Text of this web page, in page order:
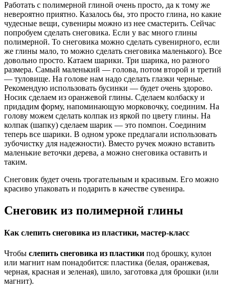
Работать с полимерной глиной очень просто, да к тому же
невероятно приятно. Казалось бы, это просто глина, но какие
чудесные вещи, сувениры можно из нее смастерить. Сейчас
попробуем сделать снеговика. Если у вас много глины
полимерной. То снеговика можно сделать сувенирного, если
же глины мало, то можно сделать снеговика маленького). Все
довольно просто. Катаем шарики. Три шарика, но разного
размера. Самый маленький — голова, потом второй и третий
— туловище. На голове нам надо сделать глазки черные.
Рекомендую использовать бусинки — будет очень здорово.
Носик сделаем из оранжевой глины. Сделаем колбаску и
придадим форму, напоминающую морковочку, соединим. На
голову можем сделать колпак из яркой по цвету глины. На
колпак (шапку) сделаем шарик — это помпон. Соединим
теперь все шарики. В одном уроке предлагали использовать
зубочистку для надежности). Вместо ручек можно вставить
маленькие веточки дерева, а можно снеговика оставить и
таким.
Снеговик будет очень трогательным и красивым. Его можно
красиво упаковать и подарить в качестве сувенира.
Снеговик из полимерной глины
Как слепить снеговика из пластики, мастер-класс
Чтобы слепить снеговика из пластики под брошку, кулон
или магнит нам понадобится: пластика (белая, оранжевая,
черная, красная и зеленая), шило, заготовка для брошки (или
магнит).